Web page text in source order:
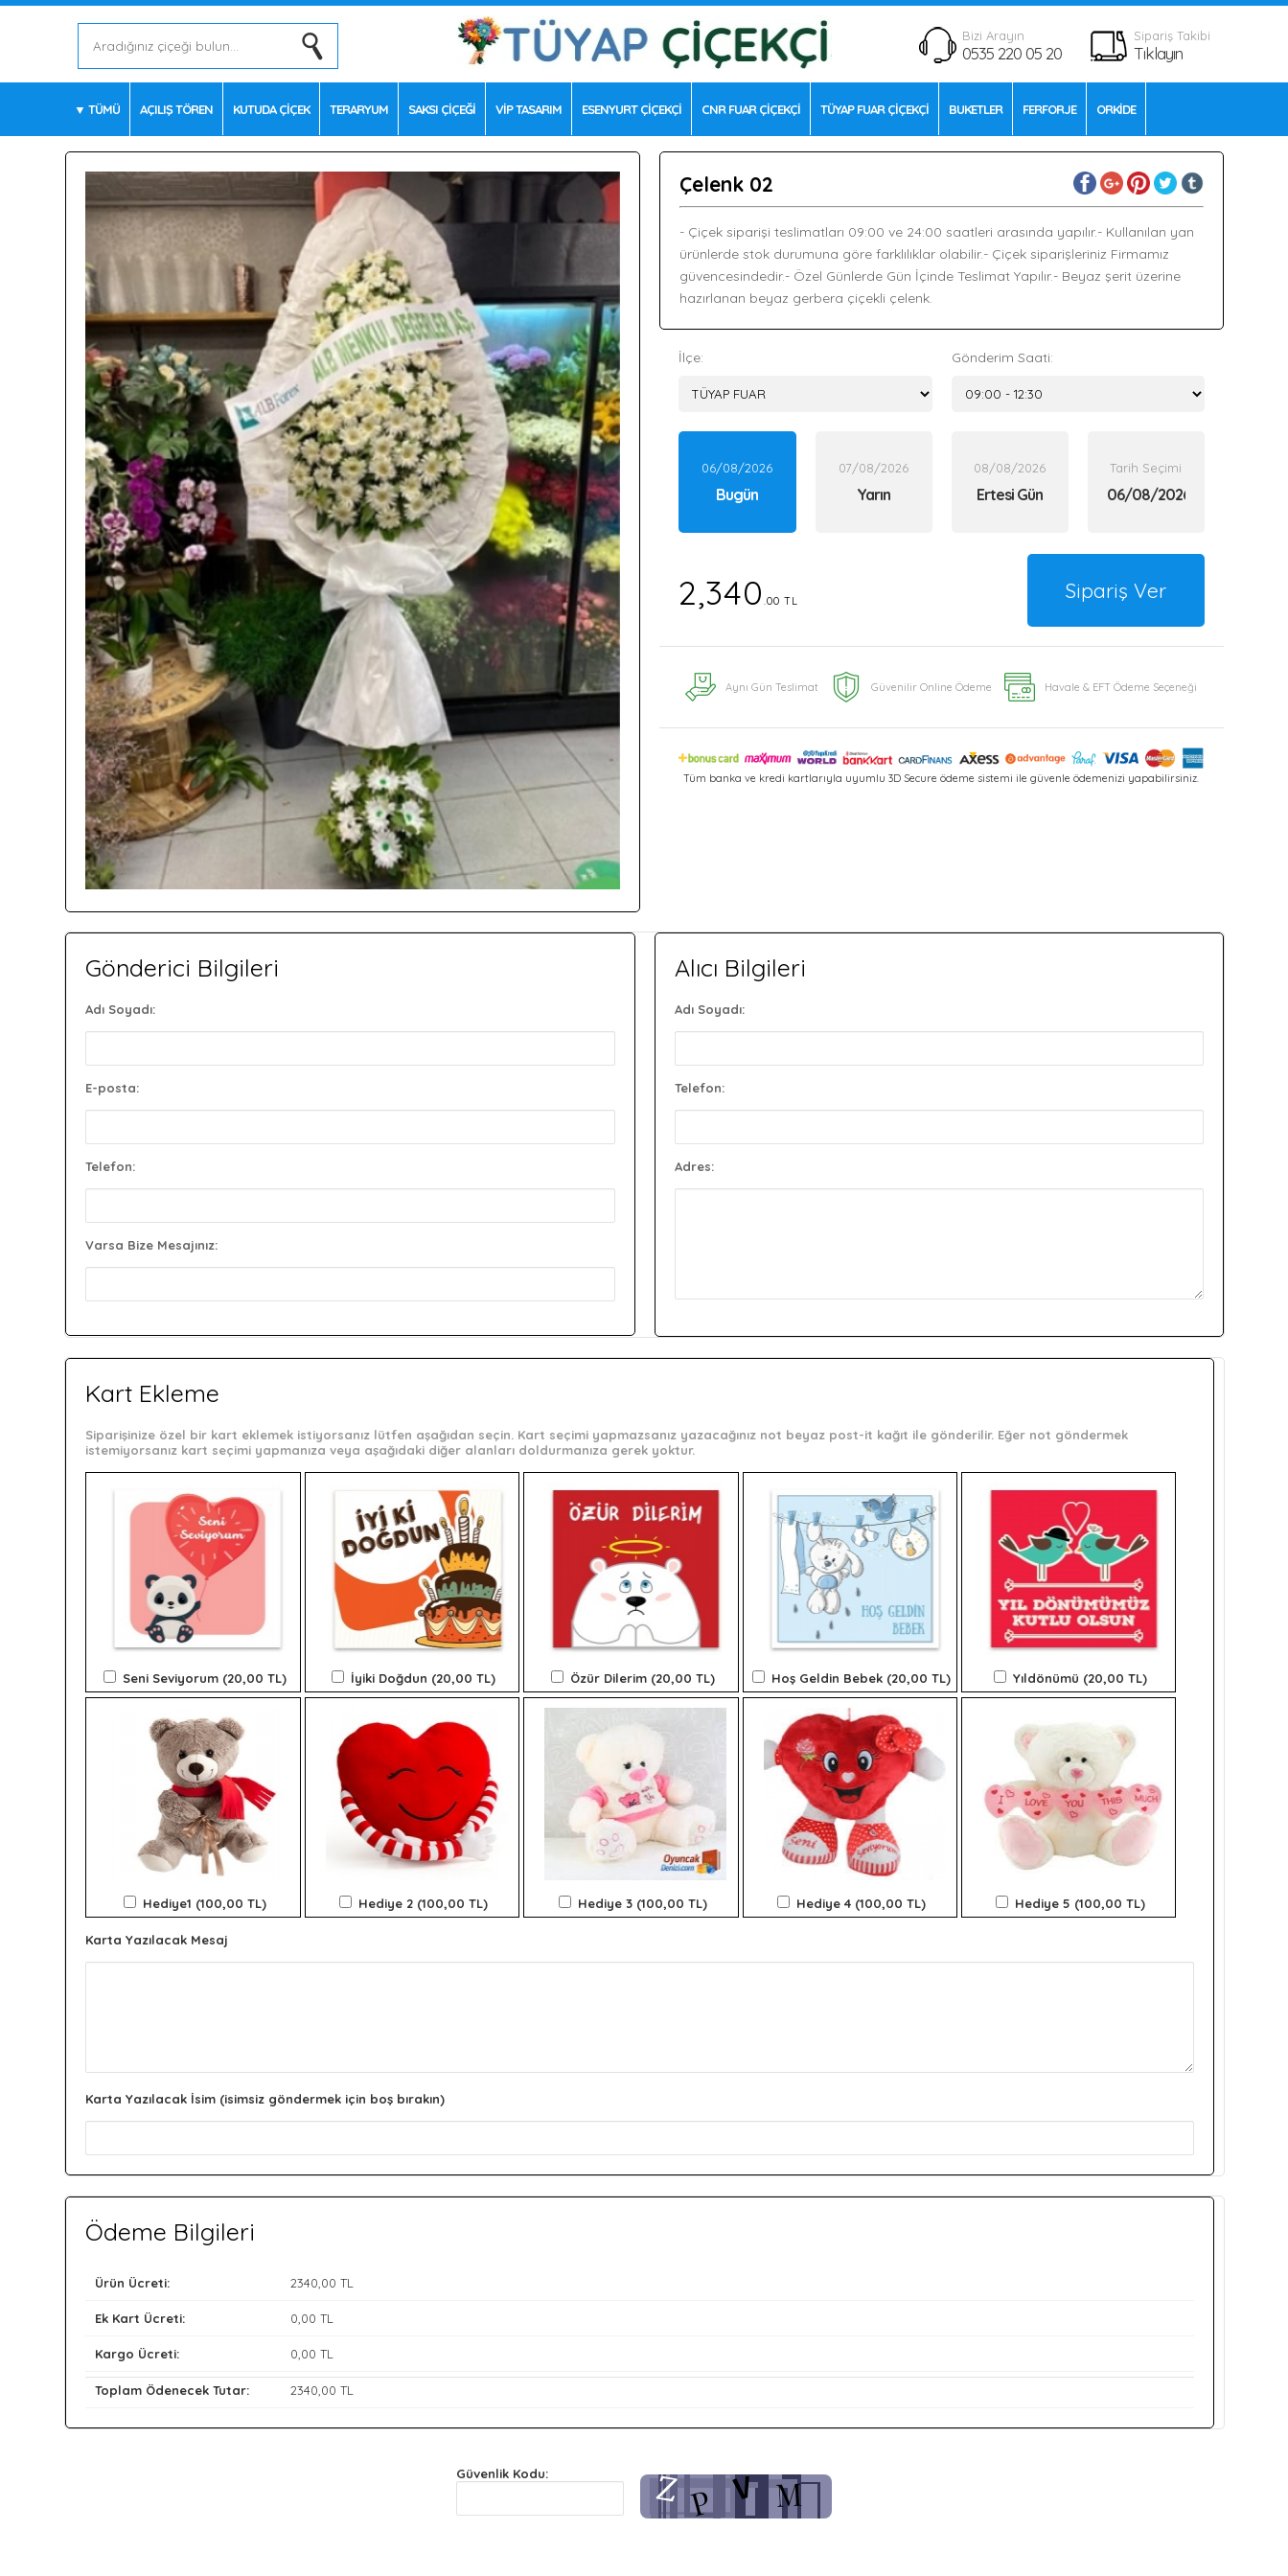
Bizi Arayın
0535 220 05 20
Sipariş Takibi
Tıklayın
TÜMÜ AÇILIŞ TÖREN KUTUDA ÇİÇEK TERARYUM SAKSI ÇİÇEĞİ VİP TASARIM ESENYURT ÇİÇEKÇİ CNR FUAR ÇİÇEKÇİ TÜYAP FUAR ÇİÇEKÇİ BUKETLER FERFORJE ORKİDE
Çelenk 02
- Çiçek siparişi teslimatları 09:00 ve 24:00 saatleri arasında yapılır.- Kullanılan yan
ürünlerde stok durumuna göre farklılıklar olabilir.- Çiçek siparişleriniz Firmamız
güvencesindedir.- Özel Günlerde Gün İçinde Teslimat Yapılır.- Beyaz şerit üzerine
hazırlanan beyaz gerbera çiçekli çelenk.
İlçe: Gönderim Saati:
06/08/2026
Bugün
07/08/2026
Yarın
08/08/2026
Ertesi Gün
Tarih Seçimi
2,340 .00 TL Sipariş Ver
Aynı Gün Teslimat Güvenilir Online Ödeme Havale & EFT Ödeme Seçeneği
Tüm banka ve kredi kartlarıyla uyumlu 3D Secure ödeme sistemi ile güvenle ödemenizi yapabilirsiniz.
Gönderici Bilgileri
Adı Soyadı:
E-posta:
Telefon:
Varsa Bize Mesajınız:
Alıcı Bilgileri
Adı Soyadı:
Telefon:
Adres:
Kart Ekleme
Siparişinize özel bir kart eklemek istiyorsanız lütfen aşağıdan seçin. Kart seçimi yapmazsanız yazacağınız not beyaz post-it kağıt ile gönderilir. Eğer not göndermek
istemiyorsanız kart seçimi yapmanıza veya aşağıdaki diğer alanları doldurmanıza gerek yoktur.
Seni Seviyorum (20,00 TL) İyiki Doğdun (20,00 TL) Özür Dilerim (20,00 TL) Hoş Geldin Bebek (20,00 TL) Yıldönümü (20,00 TL)
Hediye1 (100,00 TL) Hediye 2 (100,00 TL) Hediye 3 (100,00 TL) Hediye 4 (100,00 TL) Hediye 5 (100,00 TL)
Karta Yazılacak Mesaj
Karta Yazılacak İsim (isimsiz göndermek için boş bırakın)
Ödeme Bilgileri
Ürün Ücreti: 2340 ,00 TL
Ek Kart Ücreti: 0 ,00 TL
Kargo Ücreti: 0 ,00 TL
Toplam Ödenecek Tutar: 2340 ,00 TL
Güvenlik Kodu: